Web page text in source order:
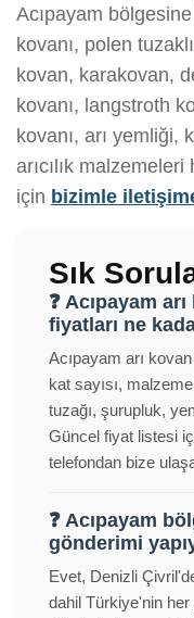
Acıpayam bölgesine
kovanı, polen
kovan, karakovan,
kovanı, langstroth
kovanı, arı yemliği,
arıcılık
için bizimle
Sık
❓ Acıpayam
fiyatları ne
Acıpayam arı
kat sayısı,
tuzağı, şurupluk,
Güncel fiyat listesi
telefondan bize
❓ Acıpayam
gönderimi
Evet, Denizli
dahil Türkiye'nin her